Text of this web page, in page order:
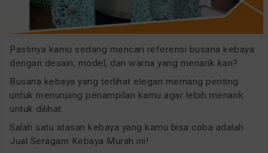
Pastinya kamu sedang mencari referensi busana kebaya
dengan desain, model, dan warna yang menarik kan?
Busana kebaya yang terlihat elegan memang penting
untuk menunjang penampilan kamu agar lebih menarik
untuk dilihat.
Salah satu atasan kebaya yang kamu bisa coba adalah
Jual Seragam Kebaya Murah ini!